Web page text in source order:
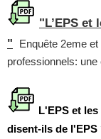
"L’EPS et
"
Enquête 2eme
professionnels:
L'EPS et
disent-ils de l'EPS